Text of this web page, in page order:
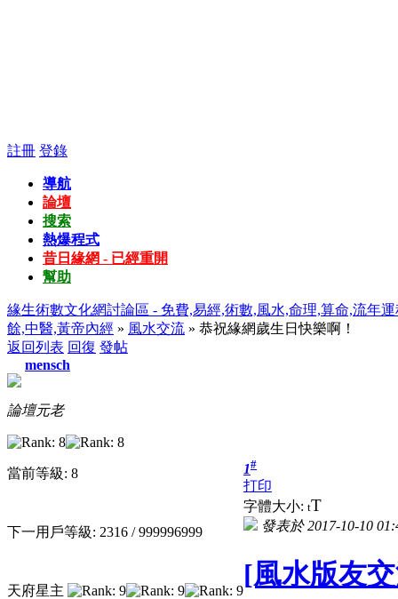
註冊 登錄
導航
論壇
搜索
熱爆程式
昔日緣網 - 已經重開
幫助
緣生術數文化網討論區 - 免費,易經,術數,風水,命理,算命,流年
餘,中醫,黃帝內經 » 風水交流 » 恭祝緣網歲生日快樂啊！
返回列表 回復 發帖
mensch
論壇元老
當前等級: 8
下一用戶等級: 2316 / 999996999
天府星主
1#
打印
字體大小: tT
發表於 2017-10-10
[風水版友